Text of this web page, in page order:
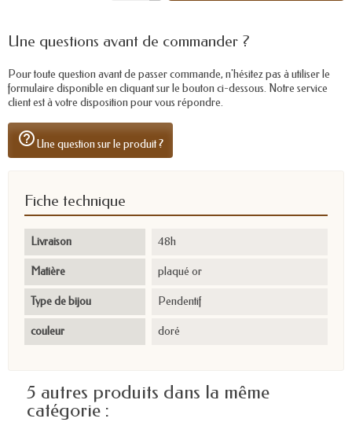
Une questions avant de commander ?
Pour toute question avant de passer commande, n'hésitez pas à utiliser le
formulaire disponible en cliquant sur le bouton ci-dessous. Notre service
client est à votre disposition pour vous répondre.
help_outlineUne question sur le produit ?
Fiche technique
Livraison 48h
Matière plaqué or
Type de bijou Pendentif
couleur doré
5 autres produits dans la même
catégorie :